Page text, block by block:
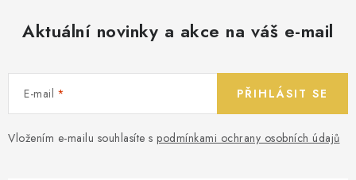
Aktuální novinky a akce na váš e-mail
E-mail
Vložením e-mailu souhlasíte s podmínkami ochrany osobních údajů
PŘIHLÁSIT SE